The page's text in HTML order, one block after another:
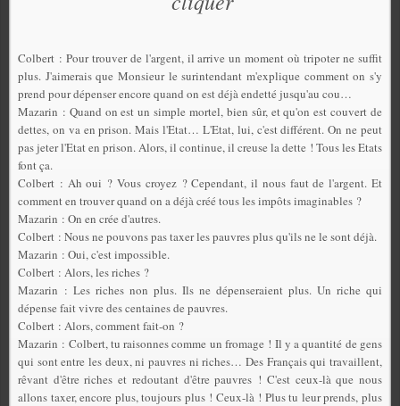
Colbert : Pour trouver de l'argent, il arrive un moment où tripoter ne suffit
plus. J'aimerais que Monsieur le surintendant m'explique comment on s'y
prend pour dépenser encore quand on est déjà endetté jusqu'au cou…
Mazarin : Quand on est un simple mortel, bien sûr, et qu'on est couvert de
dettes, on va en prison. Mais l'Etat… L'Etat, lui, c'est différent. On ne peut
pas jeter l'Etat en prison. Alors, il continue, il creuse la dette ! Tous les Etats
font ça.
Colbert : Ah oui ? Vous croyez ? Cependant, il nous faut de l'argent. Et
comment en trouver quand on a déjà créé tous les impôts imaginables ?
Mazarin : On en crée d'autres.
Colbert : Nous ne pouvons pas taxer les pauvres plus qu'ils ne le sont déjà.
Mazarin : Oui, c'est impossible.
Colbert : Alors, les riches ?
Mazarin : Les riches non plus. Ils ne dépenseraient plus. Un riche qui
dépense fait vivre des cen­taines de pauvres.
Colbert : Alors, comment fait-on ?
Mazarin : Colbert, tu raisonnes comme un fromage ! Il y a quantité de gens
qui sont entre les deux, ni pauvres ni riches… Des Français qui travaillent,
rêvant d'être riches et redoutant d'être pauvres ! C'est ceux-là que nous
allons taxer, encore plus, toujours plus ! Ceux-là ! Plus tu leur prends, plus